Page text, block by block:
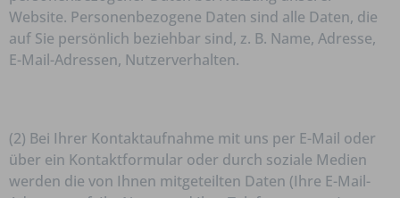
Website. Personenbezogene Daten sind alle Daten, die
auf Sie persönlich beziehbar sind, z. B. Name, Adresse,
E-Mail-Adressen, Nutzerverhalten.
(2) Bei Ihrer Kontaktaufnahme mit uns per E-Mail oder
über ein Kontaktformular oder durch soziale Medien
werden die von Ihnen mitgeteilten Daten (Ihre E-Mail-